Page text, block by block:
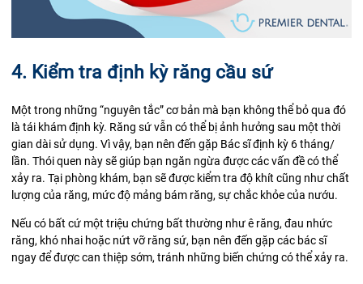
4. Kiểm tra định kỳ răng cầu sứ
Một trong những “nguyên tắc” cơ bản mà bạn không thể bỏ qua đó
là tái khám định kỳ. Răng sứ vẫn có thể bị ảnh hưởng sau một thời
gian dài sử dụng. Vì vậy, bạn nên đến gặp Bác sĩ định kỳ 6 tháng/
lần. Thói quen này sẽ giúp bạn ngăn ngừa được các vấn đề có thể
xảy ra. Tại phòng khám, bạn sẽ được kiểm tra độ khít cũng như chất
lượng của răng, mức độ mảng bám răng, sự chắc khỏe của nướu.
Nếu có bất cứ một triệu chứng bất thường như ê răng, đau nhức
răng, khó nhai hoặc nứt vỡ răng sứ, bạn nên đến gặp các bác sĩ
ngay để được can thiệp sớm, tránh những biến chứng có thể xảy ra.